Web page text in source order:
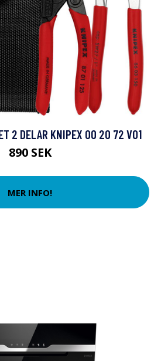
2 DELAR KNIPEX 00 20 72 V01
890 SEK
MER INFO!